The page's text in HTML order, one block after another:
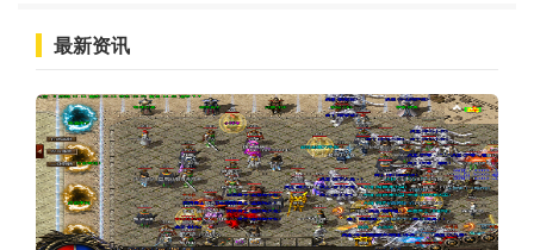
最新资讯